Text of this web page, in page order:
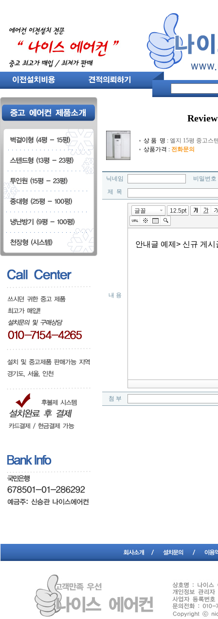
Review
상 품 명 : 엘지 15평 중고스
상품가격 : 전화문의
닉네임
비밀번
제 목
내 용
첨 부